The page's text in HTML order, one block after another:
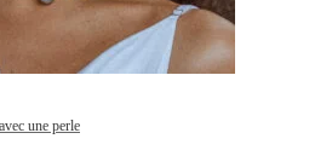
une perle